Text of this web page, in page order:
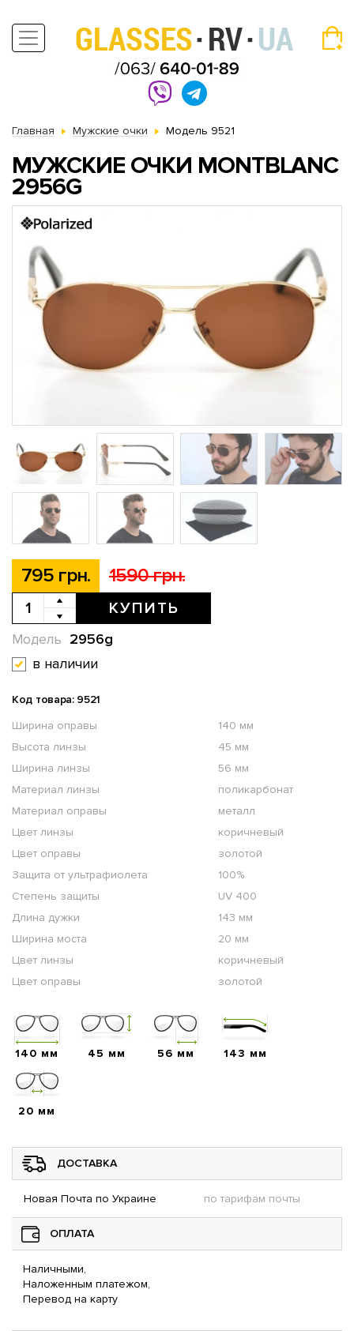
Главная Мужские очки Модель 9521
МУЖСКИЕ ОЧКИ MONTBLANC
2956G
795 грн. 1590 грн.
КУПИТЬ
2956g
Модель
в наличии
Код товара: 9521
Ширина оправы
140 мм
Высота линзы
45 мм
Ширина линзы
56 мм
Материал линзы
поликарбонат
Материал оправы
металл
Цвет линзы
коричневый
Цвет оправы
золотой
Защита от ультрафиолета
100%
Степень защиты
UV 400
Длина дужки
143 мм
Ширина моста
20 мм
Цвет линзы
коричневый
Цвет оправы
золотой
140 мм 45 мм 56 мм 143 мм
20 мм
ДОСТАВКА
Новая Почта по Украине по тарифам почты
ОПЛАТА
Наличными,
Наложенным платежом,
Перевод на карту